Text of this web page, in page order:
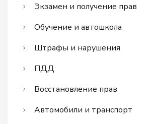
Экзамен и получение прав
Обучение и автошкола
Штрафы и нарушения
ПДД
Восстановление прав
Автомобили и транспорт